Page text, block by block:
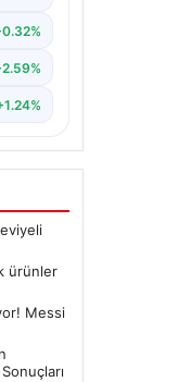
ürünler
Messi